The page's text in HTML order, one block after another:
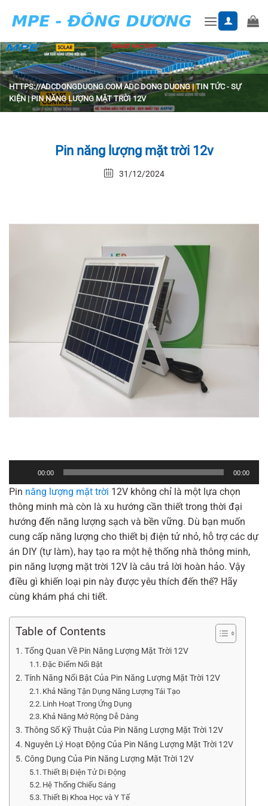
HTTPS://ADCDONGDUONG.COM ADC DONG DUONG|TIN TỨC - SỰ
KIỆN|PIN NĂNG LƯỢNG MẶT TRỜI 12V
Pin năng lượng mặt trời 12v
31/12/2024
phát
âm
thanh
00:00 00:00
Pin năng lượng mặt trời 12V không chỉ là một lựa chọn
thông minh mà còn là xu hướng cần thiết trong thời đại
hướng đến năng lượng sạch và bền vững. Dù bạn muốn
cung cấp năng lượng cho thiết bị điện tử nhỏ, hỗ trợ các dự
án DIY (tự làm), hay tạo ra một hệ thống nhà thông minh,
pin năng lượng mặt trời 12V là câu trả lời hoàn hảo. Vậy
điều gì khiến loại pin này được yêu thích đến thế? Hãy
cùng khám phá chi tiết.
Table of Contents
Tổng Quan Về Pin Năng Lượng Mặt Trời 12V
Đặc Điểm Nổi Bật
Tính Năng Nổi Bật Của Pin Năng Lượng Mặt Trời 12V
Khả Năng Tận Dụng Năng Lượng Tái Tạo
Linh Hoạt Trong Ứng Dụng
Khả Năng Mở Rộng Dễ Dàng
Thông Số Kỹ Thuật Của Pin Năng Lượng Mặt Trời 12V
Nguyên Lý Hoạt Động Của Pin Năng Lượng Mặt Trời 12V
Công Dụng Của Pin Năng Lượng Mặt Trời 12V
Thiết Bị Điện Tử Di Động
Hệ Thống Chiếu Sáng
Thiết Bị Khoa Học và Y Tế